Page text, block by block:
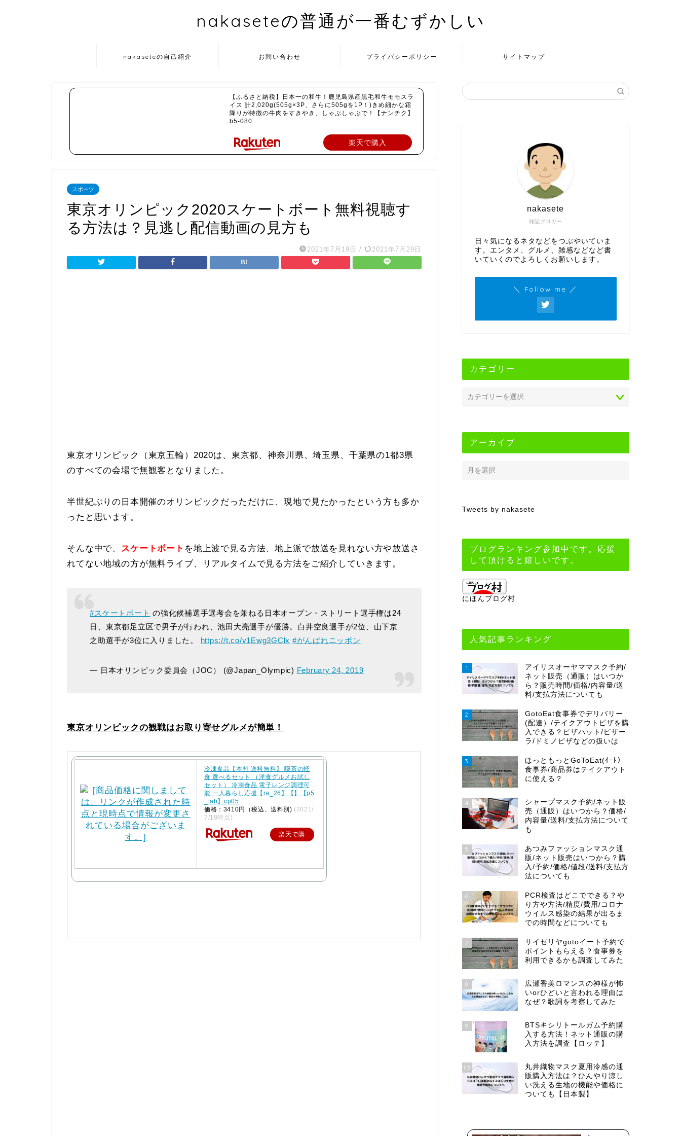
nakaseteの普通が一番むずかしい
nakaseteの自己紹介 お問い合わせ プライバシーポリシー サイトマップ
【ふるさと納税】日本一の和牛！鹿児島県産黒毛和牛モモスラ
イス 計2,020g(505g×3P、さらに505gを1P！)きめ細かな霜
降りが特徴の牛肉をすきやき、しゃぶしゃぶで！【ナンチク】
b5-080
楽天で購入
スポーツ
東京オリンピック2020スケートボート無料視聴す
る方法は？見逃し配信動画の見方も
2021年7月19日 / 2021年7月29日
東京オリンピック（東京五輪）2020は、東京都、神奈川県、埼玉県、千葉県の1都3県
のすべての会場で無観客となりました。
半世紀ぶりの日本開催のオリンピックだっただけに、現地で見たかったという方も多か
ったと思います。
そんな中で、 スケートボート を地上波で見る方法、地上派で放送を見れない方や放送さ
れてない地域の方が無料ライブ、リアルタイムで見る方法をご紹介していきます。
#スケートボート の強化候補選手選考会を兼ねる日本オープン・ストリート選手権は24
日、東京都足立区で男子が行われ、池田大亮選手が優勝。白井空良選手が2位、山下京
之助選手が3位に入りました。 https://t.co/v1Ewg3GClx #がんばれニッポン
— 日本オリンピック委員会（JOC） (@Japan_Olympic) February 24, 2019
東京オリンピックの観戦はお取り寄せグルメが簡単！
冷凍食品【本州 送料無料】 喫茶の軽
食 選べるセット （洋食グルメお試し
セット） 冷凍食品 電子レンジ調理可
能 一人暮らし応援【re_26】【】【p5
_tab】cp05
価格：3410円（税込、送料別) (2021/
7/18時点)
楽天で購
雑記ブロガー
nakasete
日々気になるネタなどをつぶやいていま
す。エンタメ、グルメ、雑感などなど書
いていくのでよろしくお願いします。
＼ Follow me ／
カテゴリー
アーカイブ
Tweets by nakasete
ブログランキング参加中です。応援
して頂けると嬉しいです。
にほんブログ村
人気記事ランキング
1
アイリスオーヤママスク予約/
ネット販売（通販）はいつか
ら？販売時間/価格/内容量/送
料/支払方法についても
2
GotoEat食事券でデリバリー
(配達）/テイクアウトピザを購
入できる？ピザハット/ピザー
ラ/ドミノピザなどの扱いは
3
ほっともっとGoToEat(ｲｰﾄ）
食事券/商品券はテイクアウト
に使える？
4
シャープマスク予約/ネット販
売（通販）はいつから？価格/
内容量/送料/支払方法について
も
5
あつみファッションマスク通
販/ネット販売はいつから？購
入/予約/価格/値段/送料/支払方
法についても
6
PCR検査はどこでできる？や
り方や方法/精度/費用/コロナ
ウイルス感染の結果が出るま
での時間などについても
7
サイゼリヤgotoイート予約で
ポイントもらえる？食事券を
利用できるかも調査してみた
8
広瀬香美ロマンスの神様が怖
いorひどいと言われる理由は
なぜ？歌詞を考察してみた
9
BTSキシリトールガム予約購
入する方法！ネット通販の購
入方法を調査【ロッテ】
10
丸井織物マスク夏用冷感の通
販購入方法は？ひんやり涼し
い洗える生地の機能や価格に
ついても【日本製】